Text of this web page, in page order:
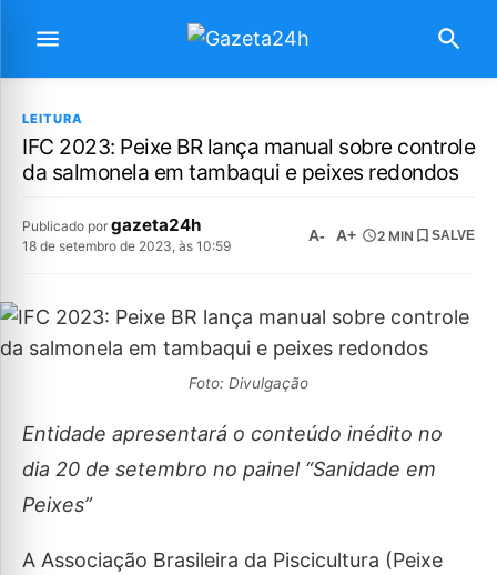
LEITURA
IFC 2023: Peixe BR lança manual sobre controle
da salmonela em tambaqui e peixes redondos
Publicado por gazeta24h
18 de setembro de 2023, às 10:59
A- A+ 2 MIN SALVE
Foto: Divulgação
Entidade apresentará o conteúdo inédito no
dia 20 de setembro no painel “Sanidade em
Peixes”
A Associação Brasileira da Piscicultura (Peixe